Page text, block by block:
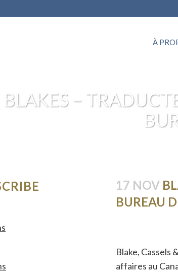
À
BLAKES –
17 NOV
BUREAU
Blake, Cassels
affaires au